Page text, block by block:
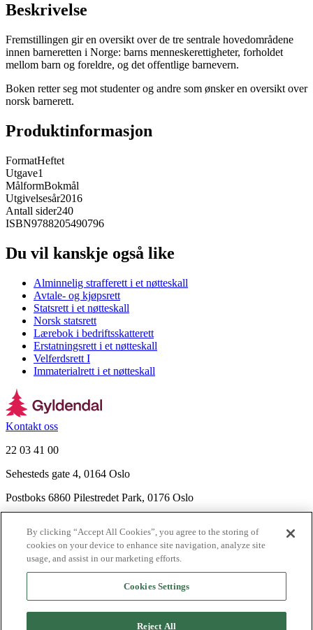
Beskrivelse
Fremstillingen gir en oversikt over de tre sentrale hovedområdene
innen barneretten i Norge: barns menneskerettigheter, forholdet
mellom barn og foreldre, og det offentlige barnevern.
Boken retter seg mot studenter og andre som ønsker en oversikt over
norsk barnerett.
Produktinformasjon
FormatHeftet
Utgave1
MålformBokmål
Utgivelsesår2016
Antall sider240
ISBN9788205490796
Du vil kanskje også like
Alminnelig strafferett i et nøtteskall
Avtale- og kjøpsrett
Statsrett i et nøtteskall
Norsk statsrett
Lærebok i bedriftsskatterett
Erstatningsrett i et nøtteskall
Velferdsrett I
Immaterialrett i et nøtteskall
Kontakt oss
22 03 41 00
Sehesteds gate 4, 0164 Oslo
Postboks 6860 Pilestredet Park, 0176 Oslo
Nyhetsbrev
Ledige stillinger
Send inn manus
By clicking “Accept All Cookies”, you agree to the storing of
cookies on your device to enhance site navigation, analyze site
usage, and assist in our marketing efforts.
Cookies Settings
Reject All